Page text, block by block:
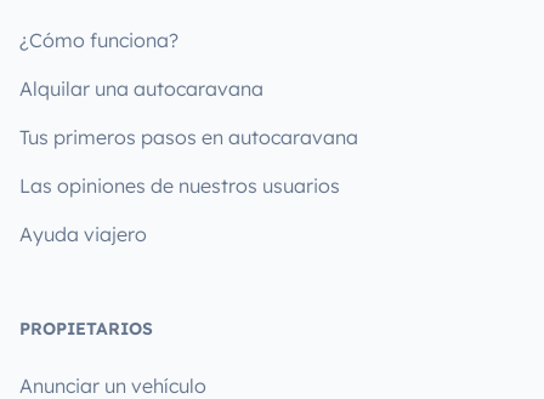
¿Cómo funciona?
Alquilar una autocaravana
Tus primeros pasos en autocaravana
Las opiniones de nuestros usuarios
Ayuda viajero
PROPIETARIOS
Anunciar un vehículo